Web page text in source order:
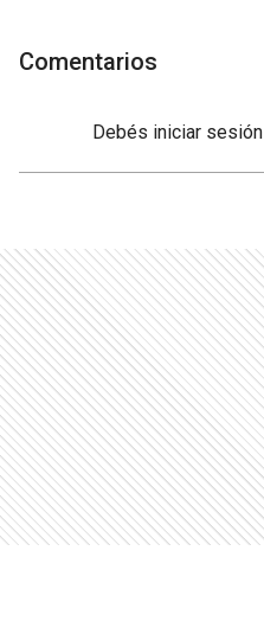
Comentarios
Debés iniciar sesión